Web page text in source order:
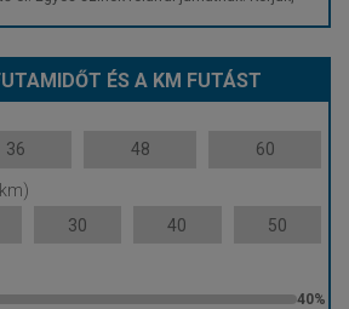
ÉS A KM FUTÁST
36 48 60
30 40 50